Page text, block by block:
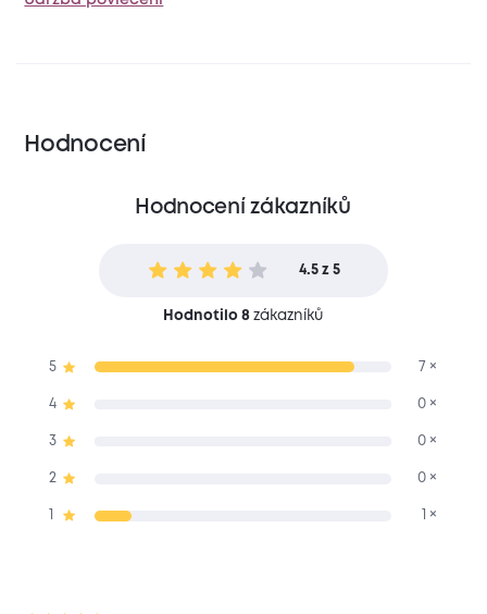
Hodnocení
Hodnocení zákazníků
4.5 z 5
Hodnotilo 8 zákazníků
5 7 ×
4 0 ×
3 0 ×
2 0 ×
1 ×